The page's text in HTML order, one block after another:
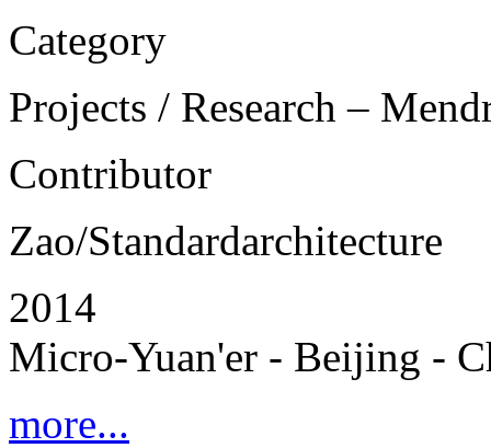
Category
Projects / Research –
Contributor
Zao/Standardarchitecture
2014
Micro-Yuan'er - Beijing -
more...